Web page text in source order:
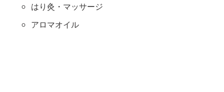
はり灸・マッサージ
アロマオイル